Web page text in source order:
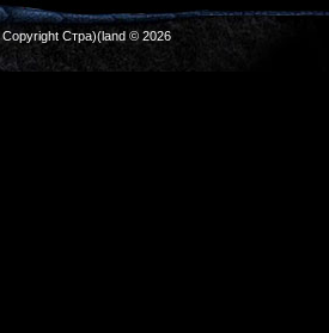
Copyright Стра)(land © 2026